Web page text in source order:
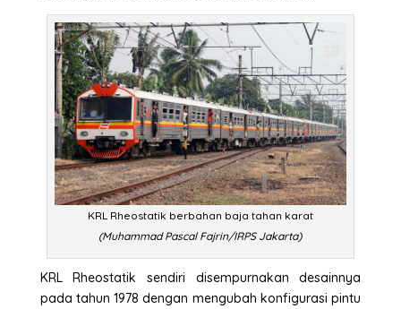
KRL Rheostatik berbahan baja tahan karat
(Muhammad Pascal Fajrin/IRPS Jakarta)
KRL Rheostatik sendiri disempurnakan desainnya
pada tahun 1978 dengan mengubah konfigurasi pintu